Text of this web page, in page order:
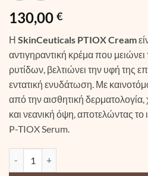
130,00 €
Η SkinCeuticals PTIOX Cream
αντιγηραντική κρέμα που
ρυτίδων, βελτιώνει την υφή της
εντατική ενυδάτωση. Με
από την αισθητική δερματολογία,
και νεανική όψη, αποτελώντας
P-TIOX Serum.